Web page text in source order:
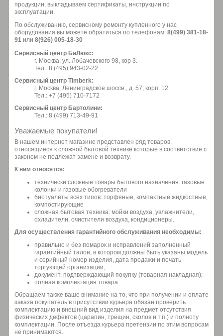
продукции, выкладываем сертификаты, инструкции по
эксплуатации.
По обслуживанию, сервисному ремонту купленного у нас
оборудования вы можете обратиться по телефонам: 8(499) 381-18-
91 или 8(926) 005-18-30
Сервисный центр БиЛюкс:
г. Москва, ул. Лобачевского 98, кор 3.
Тел.: 8 (495) 943-02-22
Сервисный центр Timberk:
г. Москва, Ленинградское шоссе., д. 57, корп. 12
Тел.: +7 (495) 710-7172
Сервисный центр Бартолини:
Тел.: 8 (499) 713-49-91
Уважаемые покупатели!
В нашем интернет магазине представлен ряд товаров,
относящиеся к сложной бытовой технике которые в соответствие с
законом не подлежат замене и возврату.
К ним относятся:
технически сложные товары бытового назначения: газовые
колонки и газовые обогреватели
биотуалеты всех типов: торфяные, компактные жидкостные,
компостирующие
сложная бытовая техника: мойки воздуха, увлажнители,
охладители, очистители воздуха, кондиционеры.
Для осуществления гарантийного обслуживания необходимы:
правильно и без помарок и исправлений заполненный
гарантийный талон, в котором должны быть указаны модель
и серийный номер изделия, дата продажи и печать
торгующей организации;
документ, подтверждающий покупку (товарная накладная);
полная комплектация товара.
Обращаем также ваше внимание на то, что при получении и оплате
заказа покупатель в присутствии курьера обязан проверить
комплектацию и внешний вид изделия на предмет отсутствия
физических дефектов (царапин, трещин, сколов и т.п.) и полноту
комплектации. После отъезда курьера претензии по этим вопросам
не принимаются.